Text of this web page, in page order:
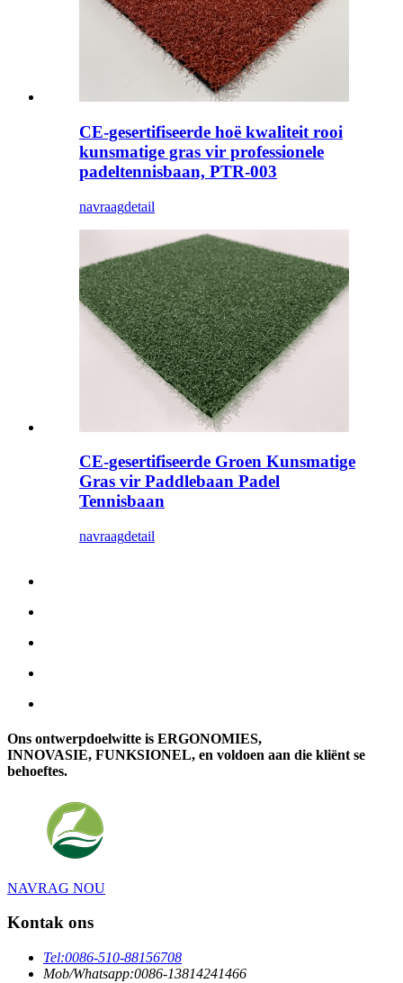
CE-gesertifiseerde hoë kwaliteit rooi
kunsmatige gras vir professionele
padeltennisbaan, PTR-003
navraagdetail
CE-gesertifiseerde Groen Kunsmatige
Gras vir Paddlebaan Padel
Tennisbaan
navraagdetail
Ons ontwerpdoelwitte is ERGONOMIES,
INNOVASIE, FUNKSIONEL, en voldoen aan die kliënt se
behoeftes.
NAVRAG NOU
Kontak ons
Tel:0086-510-88156708
Mob/Whatsapp:0086-13814241466